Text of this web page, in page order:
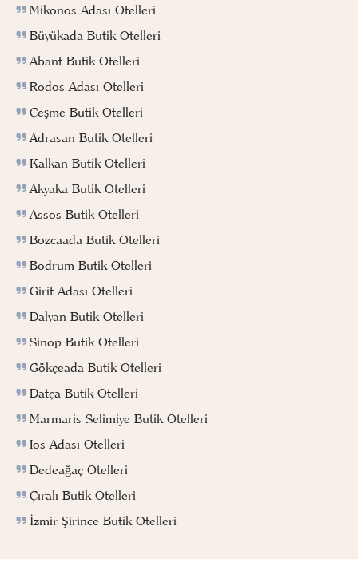
Mikonos Adası Otelleri
Büyükada Butik Otelleri
Abant Butik Otelleri
Rodos Adası Otelleri
Çeşme Butik Otelleri
Adrasan Butik Otelleri
Kalkan Butik Otelleri
Akyaka Butik Otelleri
Assos Butik Otelleri
Bozcaada Butik Otelleri
Bodrum Butik Otelleri
Girit Adası Otelleri
Dalyan Butik Otelleri
Sinop Butik Otelleri
Gökçeada Butik Otelleri
Datça Butik Otelleri
Marmaris Selimiye Butik Otelleri
Ios Adası Otelleri
Dedeağaç Otelleri
Çıralı Butik Otelleri
İzmir Şirince Butik Otelleri